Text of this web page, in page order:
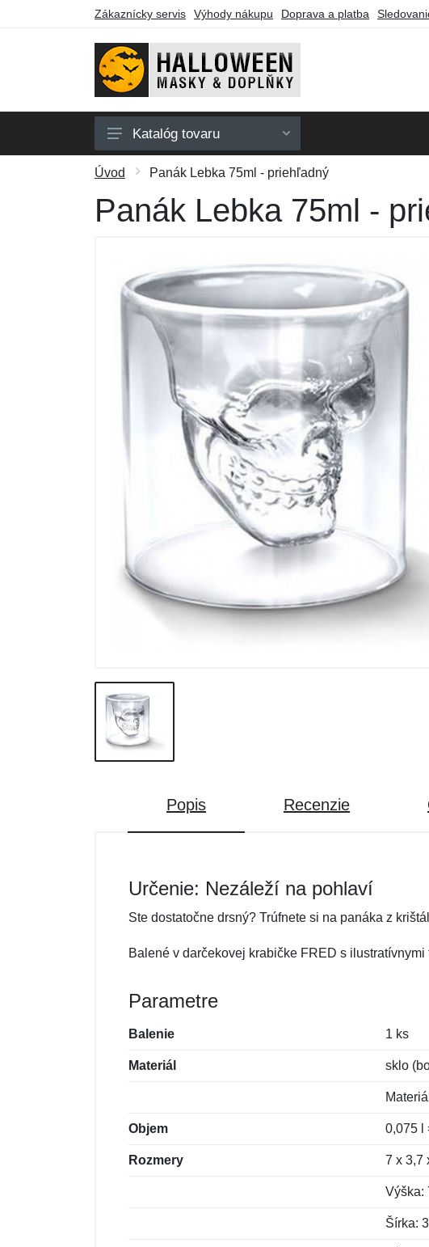
Zákaznícky servis Výhody nákupu Doprava a platba
Pánske masky
Dámske masky
Darčekové poukazy
Výpredaj
Katalóg tovaru
Úvod Panák Lebka 75ml - priehľadný
Panák Lebka 75ml -
Popis Recenzie
Určenie: Nezáleží na pohlaví
Ste dostatočne drsný? Trúfnete si na panáka z
Balené v darčekovej krabičke FRED s
Parametre
Balenie 1 ks
Materiál sklo
Objem 0,075 l
Rozmery 7 x 3,7
Výška:
Šírka: